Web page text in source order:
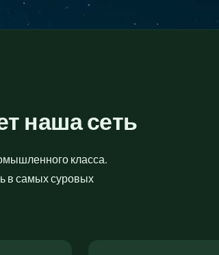
наша сеть
класса.
в самых суровых